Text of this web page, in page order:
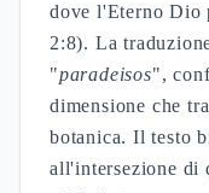
dove l'Eterno Dio
2:8). La
"paradeisos",
dimensione che
botanica. Il testo
all'intersezione di